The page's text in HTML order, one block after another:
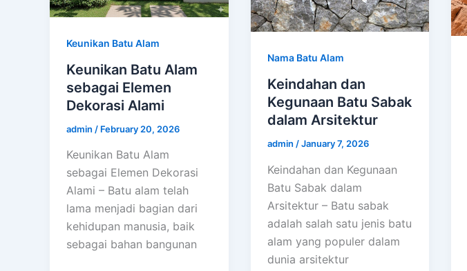
Keunikan Batu Alam
Keunikan Batu Alam
sebagai Elemen
Dekorasi Alami
admin / February 20, 2026
Keunikan Batu Alam
sebagai Elemen Dekorasi
Alami – Batu alam telah
lama menjadi bagian dari
kehidupan manusia, baik
sebagai bahan bangunan
Nama Batu Alam
Keindahan dan
Kegunaan Batu Sabak
dalam Arsitektur
admin /January 7, 2026
Keindahan dan Kegunaan
Batu Sabak dalam
Arsitektur – Batu sabak
adalah salah satu jenis batu
alam yang populer dalam
dunia arsitektur